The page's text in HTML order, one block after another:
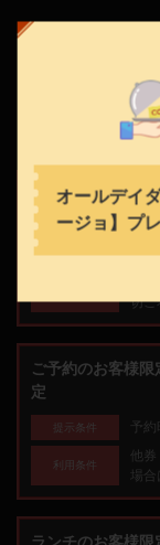
オールデイ
ージョ】プ
オールデイダイ
ント！！！
提示条件 予約
他
切ご
ご予約のお客様
定
提示条件 予
利用条件
他
場合
奈良県奈良市小西
https://